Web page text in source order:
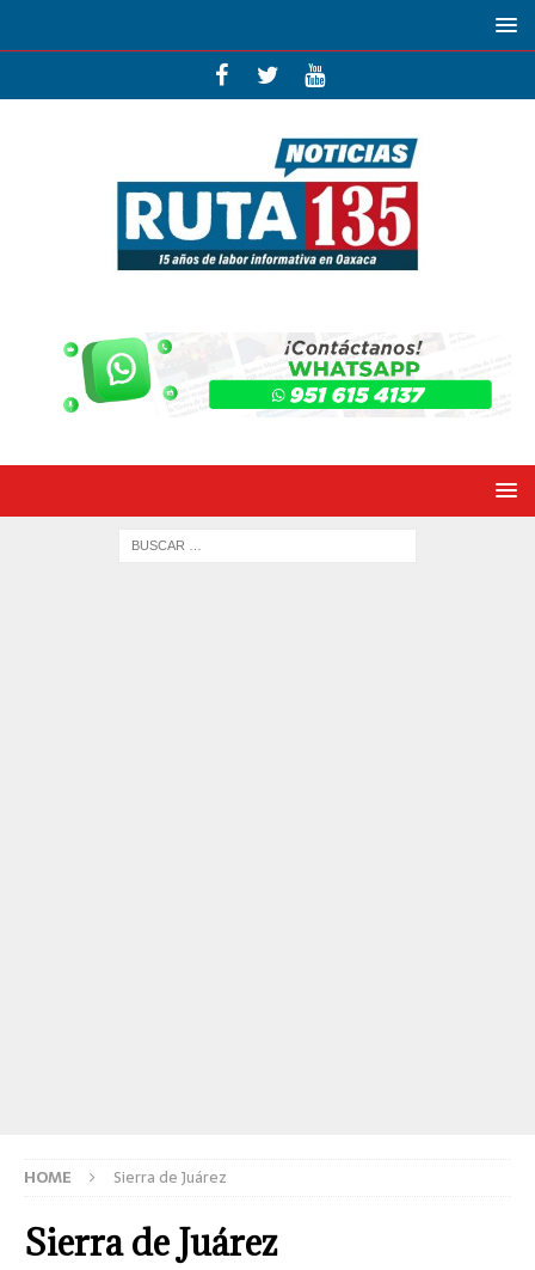
HOME Sierra de Juárez
Sierra de Juárez